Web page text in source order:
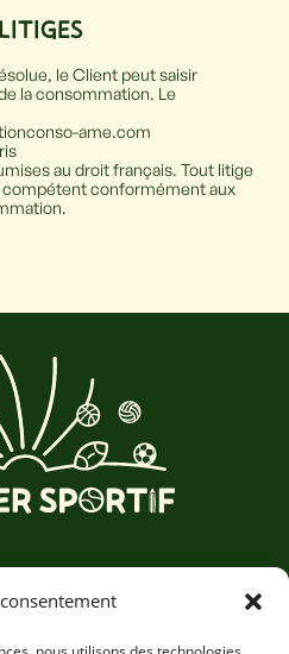
le Client peut saisir
la consommation. Le
ame.com
au droit français. Tout litige
compétent conformément aux
cahiers
valeurs